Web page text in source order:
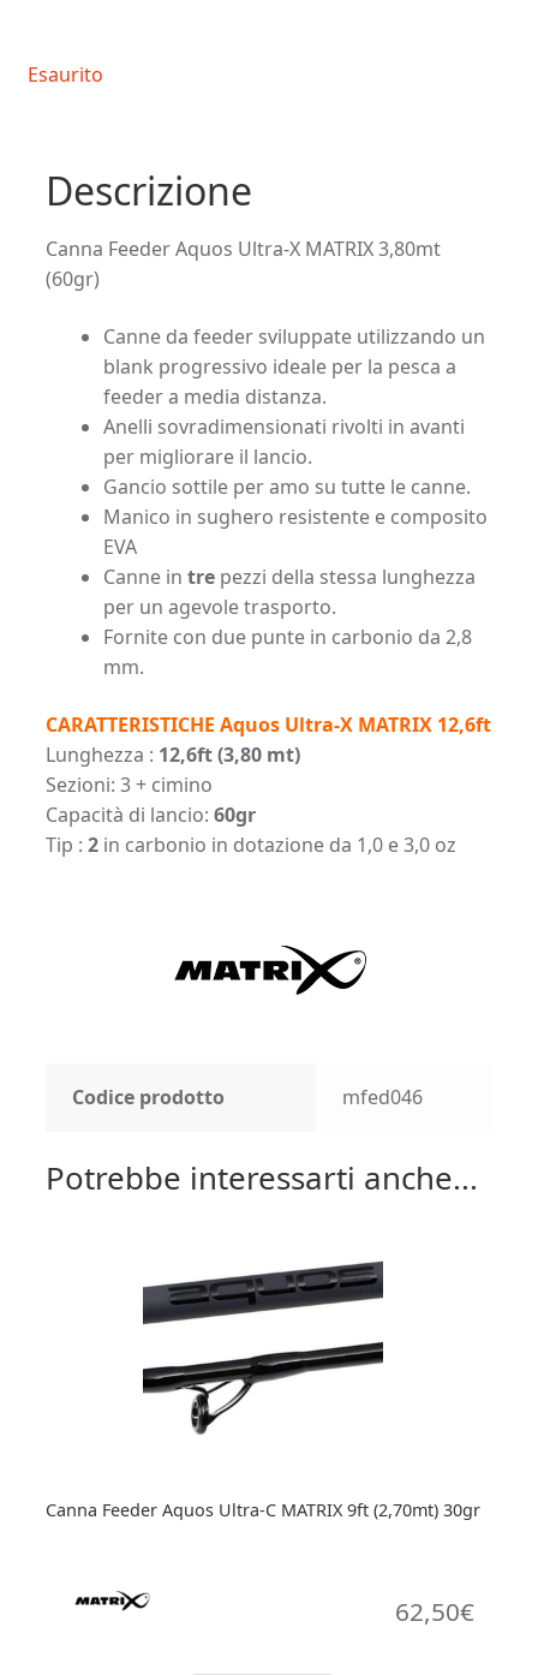
Esaurito
Descrizione
Canna Feeder Aquos Ultra-X MATRIX 3,80mt
(60gr)
Canne da feeder sviluppate utilizzando un
blank progressivo ideale per la pesca a
feeder a media distanza.
Anelli sovradimensionati rivolti in avanti
per migliorare il lancio.
Gancio sottile per amo su tutte le canne.
Manico in sughero resistente e composito
EVA
Canne in trepezzi della stessa lunghezza
per un agevole trasporto.
Fornite con due punte in carbonio da 2,8
mm.
CARATTERISTICHE Aquos Ultra-X MATRIX 12,6ft
Lunghezza : 12,6ft (3,80 mt)
Sezioni: 3 + cimino
Capacità di lancio: 60gr
Tip : 2in carbonio in dotazione da 1,0 e 3,0 oz
Codice prodotto mfed046
Potrebbe interessarti anche...
Canna Feeder Aquos Ultra-C MATRIX 9ft (2,70mt) 30gr
62,50€